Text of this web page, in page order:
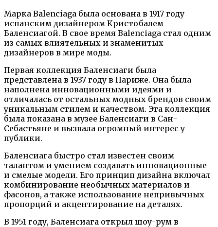
Марка Balenciaga была основана в 1917 году
испанским дизайнером Кристобалем
Баленсиагой. В свое время Balenciaga стал одним
из самых влиятельных и знаменитых
дизайнеров в мире моды.
Первая коллекция Баленсиаги была
представлена в 1937 году в Париже. Она была
наполнена инновационными идеями и
отличалась от остальных модных брендов своим
уникальным стилем и качеством. Эта коллекция
была показана в музее Баленсиаги в Сан-
Себастьяне и вызвала огромный интерес у
публики.
Баленсиага быстро стал известен своим
талантом и умением создавать инновационные
и смелые модели. Его принцип дизайна включал
комбинирование необычных материалов и
фасонов, а также использование непривычных
пропорций и акцентирование на деталях.
В 1951 году, Баленсиага открыл шоу-рум в